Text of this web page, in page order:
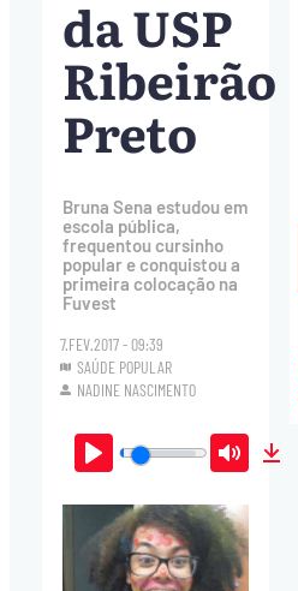
da USP
Ribeirão
Preto
Bruna Sena estudou em
escola pública,
frequentou cursinho
popular e conquistou a
primeira colocação na
Fuvest
7.FEV.2017 - 09:39
SAÚDE POPULAR
NADINE NASCIMENTO
Play Mute